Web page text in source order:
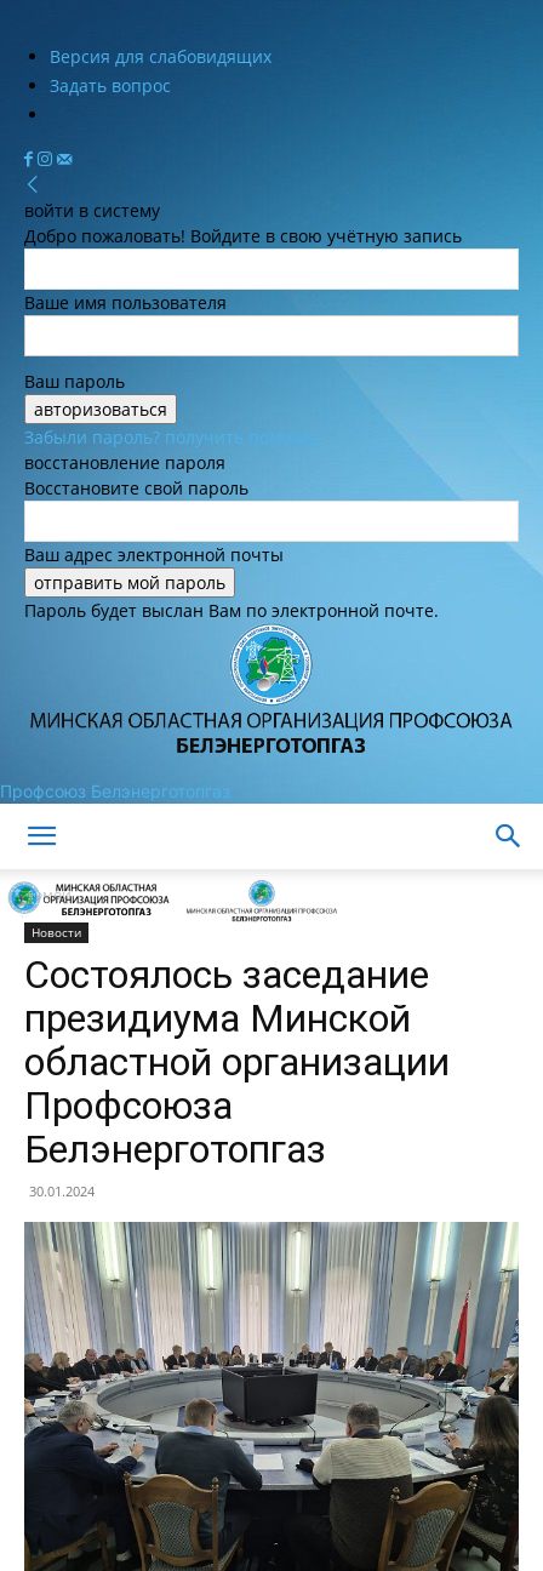
Версия для слабовидящих
Задать вопрос
войти в систему
Добро пожаловать! Войдите в свою учётную запись
Ваше имя пользователя
Ваш пароль
Забыли пароль? получить помощь
восстановление пароля
Восстановите свой пароль
Ваш адрес электронной почты
Пароль будет выслан Вам по электронной почте.
Профсоюз Белэнерготопгаз
Домой
Новости
Состоялось заседание
президиума Минской
областной организации
Профсоюза
Белэнерготопгаз
30.01.2024